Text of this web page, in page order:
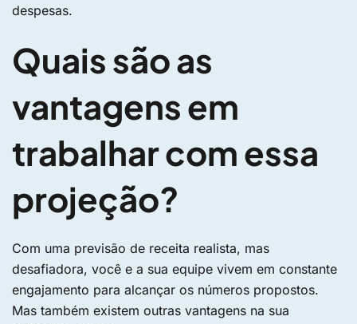
despesas.
Quais são as
vantagens em
trabalhar com essa
projeção?
Com uma previsão de receita realista, mas
desafiadora, você e a sua equipe vivem em constante
engajamento para alcançar os números propostos.
Mas também existem outras vantagens na sua